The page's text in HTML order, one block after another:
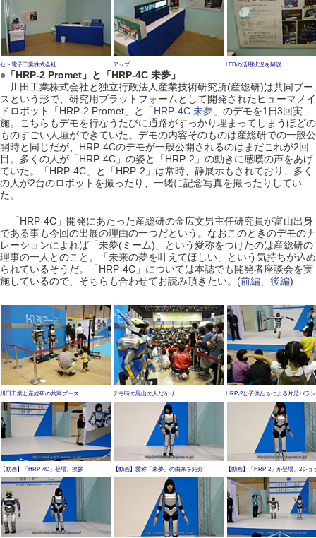
セト電子工業株式会社 アップ LEDの活用状況を解説
● 「HRP-2 Promet」と「HRP-4C 未夢」
川田工業株式会社と独立行政法人産業技術研究所(産総研)は共同ブー
スという形で、研究用プラットフォームとして開発されたヒューマノイ
ドロボット「HRP-2 Promet」と「HRP-4C 未夢」のデモを1日3回実
施。こちらもデモを行なうたびに通路がすっかり埋まってしまうほどの
ものすごい人垣ができていた。デモの内容そのものは産総研での一般公
開時と同じだが、HRP-4Cのデモが一般公開されるのはまだこれが2回
目。多くの人が「HRP-4C」の姿と「HRP-2」の動きに感嘆の声をあげ
ていた。「HRP-4C」と「HRP-2」は常時、静展示もされており、多く
の人が2台のロボットを撮ったり、一緒に記念写真を撮ったりしてい
た。
「HRP-4C」開発にあたった産総研の金広文男主任研究員が富山出身
である事も今回の出展の理由の一つだという。なおこのときのデモのナ
レーションによれば「未夢(ミーム)」という愛称をつけたのは産総研の
理事の一人とのこと。「未来の夢を叶えてほしい」という気持ちが込め
られているそうだ。「HRP-4C」については本誌でも開発者座談会を実
施しているので、そちらも合わせてお読み頂きたい。(前編、 後編)
川田工業と産総研の共同ブース デモ時の黒山の人だかり HRP-2と子供たちによる片足バラ
【動画】「HRP-4C」登場、挨拶 【動画】愛称「未夢」の由来を紹介 【動画】「HRP-2」が登場、2ショ